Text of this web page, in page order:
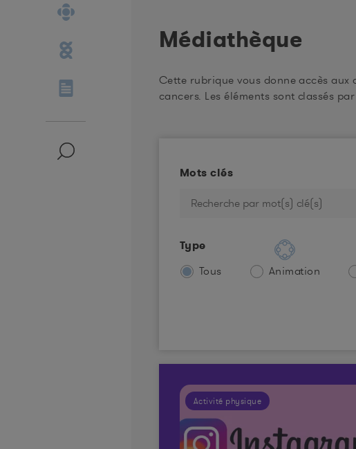
Médiathèque
Cette rubrique vous donne accès
cancers. Les éléments sont classés
Mots clés
Type
Tous Animation
Activité physique